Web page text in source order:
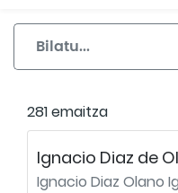
281 emaitza
Ignacio Diaz de
Ignacio Diaz Olano